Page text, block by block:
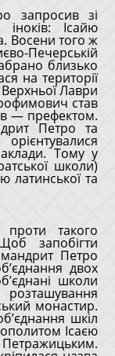
запросив зі
Ісайю
Восени того ж
Печерській
близько
на території
Лаври
став
— префектом.
Петро та
Тому у
школи)
латинської та
такого
запобігти
Петро
двох
школи
монастир.
шкіл
Ісаєю